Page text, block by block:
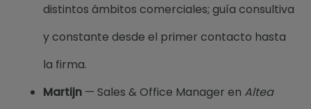
distintos ámbitos comerciales; guía consultiva
y constante desde el primer contacto hasta
la firma.
Martijn — Sales & Office Manager en Altea